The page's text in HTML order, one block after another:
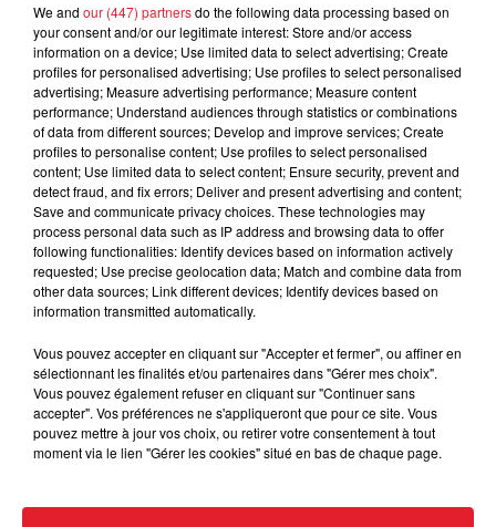
Cassie met fin à une ex-escorte
masculine dans sa bataille...
Des vitres tombent de la tour
Montparnasse : des désaccords
entre...
Incendies en Gironde : encore
plusieurs semaines avant
l'extinction...
We and our (447) partnersdo the following data processing based on
your consent and/or our legitimate interest: Store and/or access
information on a device; Use limited data to select advertising; Create
profiles for personalised advertising; Use profiles to select personalised
advertising; Measure advertising performance; Measure content
performance; Understand audiences through statistics or combinations
of data from different sources; Develop and improve services; Create
profiles to personalise content; Use profiles to select personalised
content; Use limited data to select content; Ensure security, prevent and
detect fraud, and fix errors; Deliver and present advertising and content;
Save and communicate privacy choices. These technologies may
process personal data such as IP address and browsing data to offer
following functionalities: Identify devices based on information actively
requested; Use precise geolocation data; Match and combine data from
other data sources; Link different devices; Identify devices based on
information transmitted automatically.
Vous pouvez accepter en cliquant sur "Accepter et fermer", ou affiner en
sélectionnant les finalités et/ou partenaires dans "Gérer mes choix".
Vous pouvez également refuser en cliquant sur "Continuer sans
accepter". Vos préférences ne s'appliqueront que pour ce site. Vous
pouvez mettre à jour vos choix, ou retirer votre consentement à tout
moment via le lien "Gérer les cookies" situé en bas de chaque page.